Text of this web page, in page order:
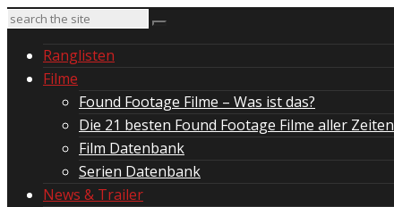
Ranglisten
Filme
Found Footage Filme – Was ist das?
Die 21 besten Found Footage Filme aller Zeiten
Film Datenbank
Serien Datenbank
News & Trailer